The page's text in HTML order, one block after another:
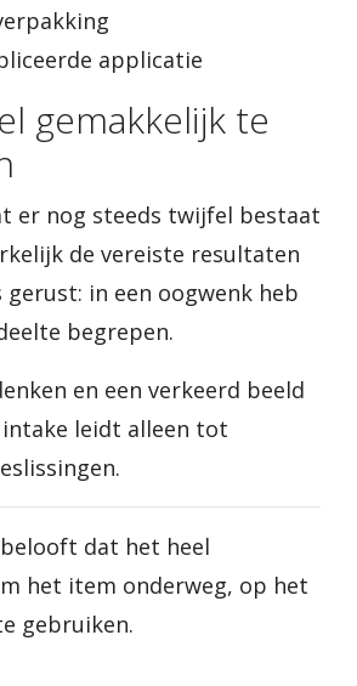
applicatie
gemakkelijk te
er nog steeds twijfel bestaat
de vereiste resultaten
gerust: in een oogwenk heb
begrepen.
en een verkeerd beeld
leidt alleen tot
dat het heel
het item onderweg, op het
gebruiken.